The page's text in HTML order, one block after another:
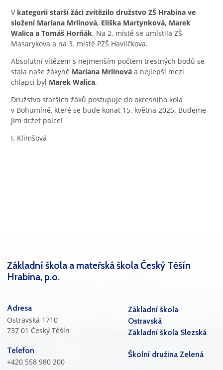
V kategorii starší žáci zvítězilo družstvo ZŠ Hrabina ve
složení Mariana Mrlinová, Eliška Martynková, Marek
Walica a Tomáš Horňák. Na 2. místě se umístila ZŠ
Masarykova a na 3. místě PZŠ Havlíčkova.
Absolutní vítězem s nejmenším počtem trestných bodů se
stala naše žákyně Mariana Mrlinováa nejlepší mezi
chlapci byl Marek Walica.
Družstvo starších žáků postupuje do okresního kola
v Bohumíně, které se bude konat 15. května 2025. Budeme
jim držet palce!
I. Klimšová
Základní škola a mateřská škola Český Těšín
Hrabina, p.o.
Adresa
Ostravská 1710
737 01 Český Těšín
Telefon
+420 558 980 200
Základní škola
Ostravská
Základní škola Slezská
Školní družina Zelená